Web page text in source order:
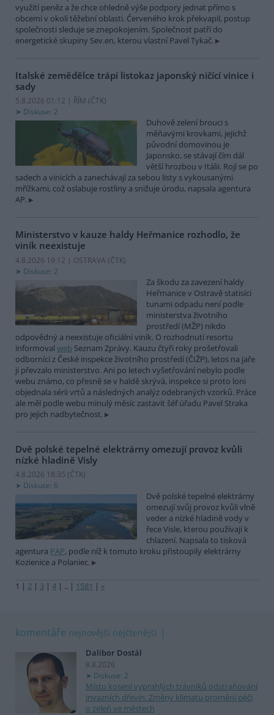
využití peněz a že chce ohledně výše podpory jednat přímo s
obcemi v okolí těžební oblasti. Červeného krok překvapil, postup
společnosti sleduje se znepokojením. Společnost patří do
energetické skupiny Sev.en, kterou vlastní Pavel Tykač.
Italské zemědělce trápí listokaz japonský ničící vinice i
sady
5.8.2026 01:12 | ŘÍM (ČTK)
Diskuse: 2
Duhově zelení brouci s
měňavými krovkami, jejichž
původní domovinou je
Japonsko, se stávají čím dál
větší hrozbou v Itálii. Rojí se po
sadech a vinicích a zanechávají za sebou listy s vykousanými
mřížkami, což oslabuje rostliny a snižuje úrodu, napsala agentura
AP.
Ministerstvo v kauze haldy Heřmanice rozhodlo, že
viník neexistuje
4.8.2026 19:12 | OSTRAVA (ČTK)
Diskuse: 2
Za škodu za zavezení haldy
Heřmanice v Ostravě statisíci
tunami odpadu není podle
ministerstva životního
prostředí (MŽP) nikdo
odpovědný a neexistuje oficiální viník. O rozhodnutí resortu
informoval web Seznam Zprávy. Kauzu čtyři roky prošetřovali
odborníci z České inspekce životního prostředí (ČIŽP), letos na jaře
ji převzalo ministerstvo. Ani po letech vyšetřování nebylo podle
webu známo, co přesně se v haldě skrývá, inspekce si proto loni
objednala sérii vrtů a následných analýz odebraných vzorků. Práce
ale měl podle webu minulý měsíc zastavit šéf úřadu Pavel Straka
pro jejich nadbytečnost.
Dvě polské tepelné elektrárny omezují provoz kvůli
nízké hladině Visly
4.8.2026 18:35 (ČTK)
Diskuse: 6
Dvě polské tepelné elektrárny
omezují svůj provoz kvůli vlně
veder a nízké hladině vody v
řece Visle, kterou používají k
chlazení. Napsala to tisková
agentura PAP, podle níž k tomuto kroku přistoupily elektrárny
Kozienice a Polaniec.
1 | 2 | 3 | 4 | .. | 1581 | »
komentáře nejnovější nejčtenější
Dalibor Dostál
8.8.2026
Diskuse: 2
Místo kosení vyprahlých trávníků odstraňování
invazních dřevin. Změny klimatu promění péči
o zeleň ve městech